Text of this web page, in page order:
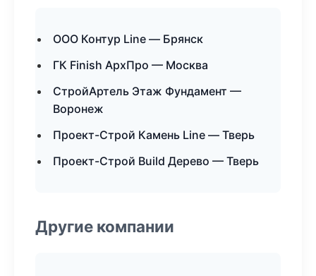
ООО Контур Line — Брянск
ГК Finish АрхПро — Москва
СтройАртель Этаж Фундамент —
Воронеж
Проект-Строй Камень Line — Тверь
Проект-Строй Build Дерево — Тверь
Другие компании